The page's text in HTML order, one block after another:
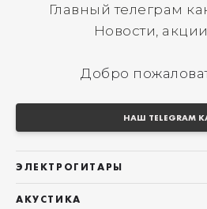
Главный телеграм
Новости,
Добро
НАШ TELEGRAM
ЭЛЕКТРОГИТАРЫ
АКУСТИКА